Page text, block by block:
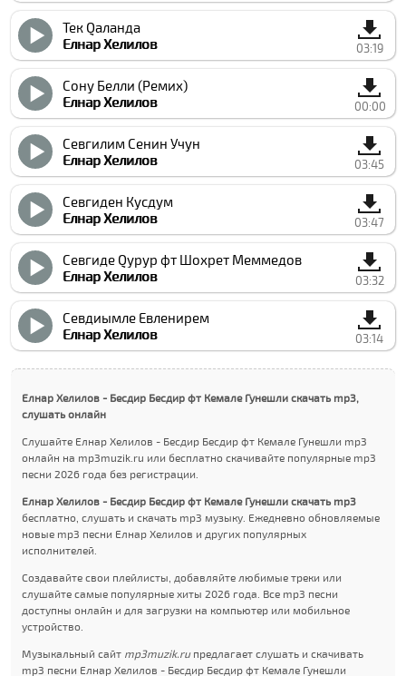
Тек Qаланда
Елнар Xелилов
03:19
Сону Белли (Ремиx)
Елнар Xелилов
00:00
Севгилим Сенин Учун
Елнар Xелилов
03:45
Севгиден Кусдум
Елнар Xелилов
03:47
Севгиде Qурур фт Шохрет Меммедов
Елнар Xелилов
03:32
Севдиымле Евленирем
Елнар Xелилов
03:14
Елнар Xелилов - Бесдир Бесдир фт Кемале Гунешли скачать mp3,
слушать онлайн
Слушайте Елнар Xелилов - Бесдир Бесдир фт Кемале Гунешли mp3
онлайн на mp3muzik.ru или бесплатно скачивайте популярные mp3
песни 2026 года без регистрации.
Елнар Xелилов - Бесдир Бесдир фт Кемале Гунешли скачать mp3
бесплатно, слушать и скачать mp3 музыку. Ежедневно обновляемые
новые mp3 песни Елнар Xелилов и других популярных
исполнителей.
Создавайте свои плейлисты, добавляйте любимые треки или
слушайте самые популярные хиты 2026 года. Все mp3 песни
доступны онлайн и для загрузки на компьютер или мобильное
устройство.
Музыкальный сайт mp3muzik.ruпредлагает слушать и скачивать
mp3 песни Елнар Xелилов - Бесдир Бесдир фт Кемале Гунешли